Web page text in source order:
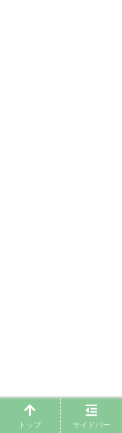
トップ サイドバー